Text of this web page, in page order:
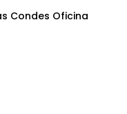
Condes Oficina